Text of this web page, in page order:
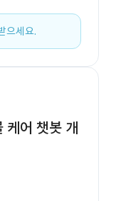
으세요.
어 챗봇 개